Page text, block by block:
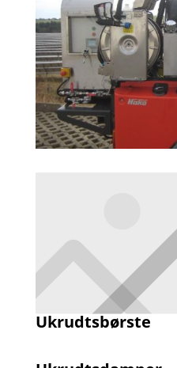
Ukrudtsbørste